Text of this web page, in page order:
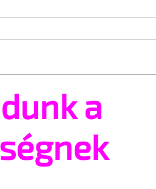
és ajánlhatsz:
a Pécs
a